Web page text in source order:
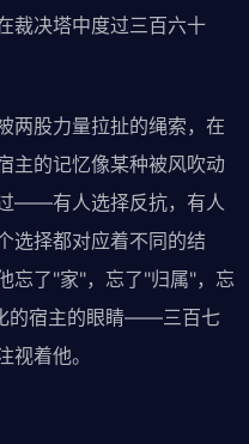
决塔中度过三百六十
两股力量拉扯的绳索，在
主的记忆像某种被风吹动
——有人选择反抗，有人
选择都对应着不同的结
忘了"家"，忘了"归属"，忘
的宿主的眼睛——三百七
着他。